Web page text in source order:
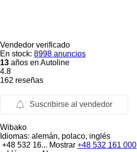
Vendedor verificado
En stock: 8998 anuncios
13 años en Autoline
4.8
162 reseñas
Suscribirse al vendedor
Wibako
Idiomas: alemán, polaco, inglés
+48 532 16... Mostrar +48 532 161 000